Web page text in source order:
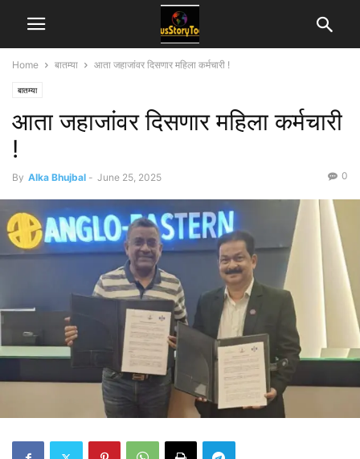
Home बातम्या आता जहाजांवर दिसणार महिला कर्मचारी !
बातम्या
आता जहाजांवर दिसणार महिला कर्मचारी
!
By Alka Bhujbal - June 25, 2025 0